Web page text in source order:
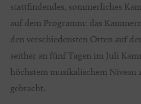
stattfindendes, sommerliches
auf dem Programm: das
den verschiedensten Orten auf
seither an fünf Tagen im Juli
höchstem musikalischem Niveau
gebracht.